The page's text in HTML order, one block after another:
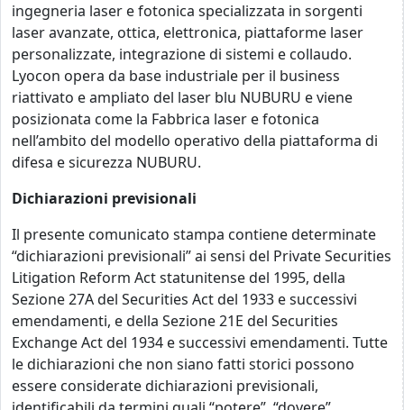
ingegneria laser e fotonica specializzata in sorgenti
laser avanzate, ottica, elettronica, piattaforme laser
personalizzate, integrazione di sistemi e collaudo.
Lyocon opera da base industriale per il business
riattivato e ampliato del laser blu NUBURU e viene
posizionata come la Fabbrica laser e fotonica
nell’ambito del modello operativo della piattaforma di
difesa e sicurezza NUBURU.
Dichiarazioni previsionali
Il presente comunicato stampa contiene determinate
“dichiarazioni previsionali” ai sensi del Private Securities
Litigation Reform Act statunitense del 1995, della
Sezione 27A del Securities Act del 1933 e successivi
emendamenti, e della Sezione 21E del Securities
Exchange Act del 1934 e successivi emendamenti. Tutte
le dichiarazioni che non siano fatti storici possono
essere considerate dichiarazioni previsionali,